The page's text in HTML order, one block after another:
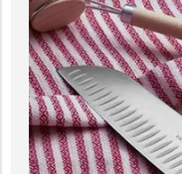
Use limited data to
Create profiles for
Use profiles to select
advertising
Create profiles to